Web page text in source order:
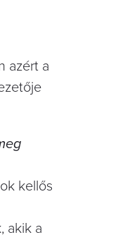
azért a
kellős
akik a